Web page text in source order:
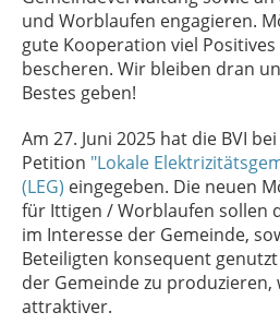
und Worblaufen engagieren.
gute Kooperation viel
bescheren. Wir bleiben dran
Bestes geben!
Am 27. Juni 2025 hat die BVI
Petition "Lokale
(LEG) eingegeben. Die neuen
für Ittigen / Worblaufen sollen
im Interesse der Gemeinde,
Beteiligten konsequent
der Gemeinde zu
attraktiver.